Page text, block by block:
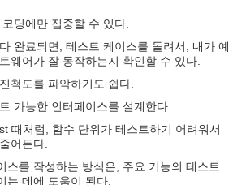
딩에만 집중할 수 있다.
완료되면, 테스트 케이스를 돌려서, 내가 예
웨어가 잘 동작하는지 확인할 수 있다.
척도를 파악하기도 쉽다.
가능한 인터페이스를 설계한다.
때처럼, 함수 단위가 테스트하기 어려워서
어든다.
스를 작성하는 방식은, 주요 기능의 테스트
는 데에 도움이 된다.